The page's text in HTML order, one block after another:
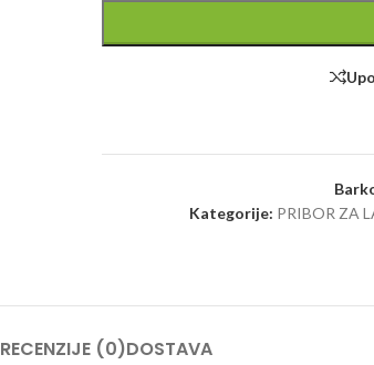
Kategorije: PRIBOR ZA
RECENZIJE (0)DOSTAVA